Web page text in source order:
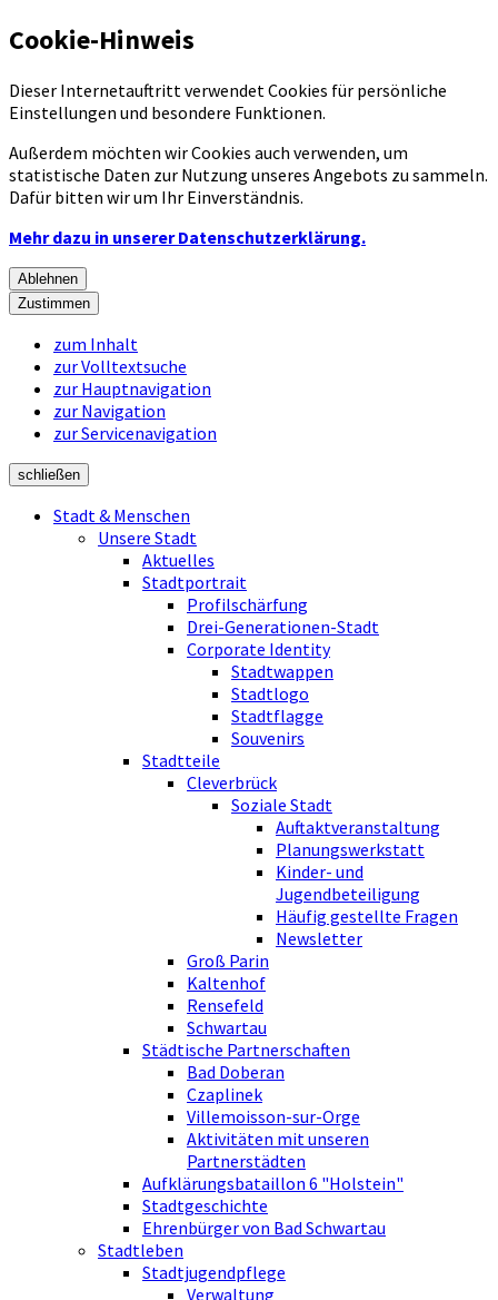
Cookie-Hinweis
Dieser Internetauftritt verwendet Cookies für persönliche
Einstellungen und besondere Funktionen.
Außerdem möchten wir Cookies auch verwenden, um
statistische Daten zur Nutzung unseres Angebots zu sammeln.
Dafür bitten wir um Ihr Einverständnis.
Mehr dazu in unserer Datenschutzerklärung.
Ablehnen
Zustimmen
zum Inhalt
zur Volltextsuche
zur Hauptnavigation
zur Navigation
zur Servicenavigation
schließen
Stadt & Menschen
Unsere Stadt
Aktuelles
Stadtportrait
Profilschärfung
Drei-Generationen-Stadt
Corporate Identity
Stadtwappen
Stadtlogo
Stadtflagge
Souvenirs
Stadtteile
Cleverbrück
Soziale Stadt
Auftaktveranstaltung
Planungswerkstatt
Kinder- und
Jugendbeteiligung
Häufig gestellte Fragen
Newsletter
Groß Parin
Kaltenhof
Rensefeld
Schwartau
Städtische Partnerschaften
Bad Doberan
Czaplinek
Villemoisson-sur-Orge
Aktivitäten mit unseren
Partnerstädten
Aufklärungsbataillon 6 "Holstein"
Stadtgeschichte
Ehrenbürger von Bad Schwartau
Stadtleben
Stadtjugendpflege
Verwaltung